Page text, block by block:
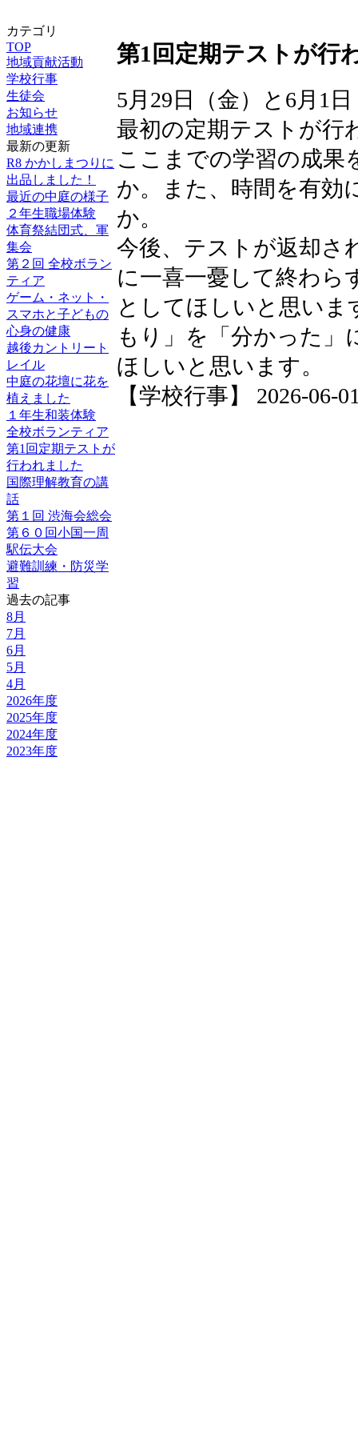
カテゴリ
TOP
地域貢献活動
学校行事
生徒会
お知らせ
地域連携
最新の更新
R8 かかしまつりに
出品しました！
最近の中庭の様子
２年生職場体験
体育祭結団式、軍
集会
第２回 全校ボラン
ティア
ゲーム・ネット・
スマホと子どもの
心身の健康
越後カントリート
レイル
中庭の花壇に花を
植えました
１年生和装体験
全校ボランティア
第1回定期テストが
行われました
国際理解教育の講
話
第１回 渋海会総会
第６０回小国一周
駅伝大会
避難訓練・防災学
習
過去の記事
8月
7月
6月
5月
4月
2026年度
2025年度
2024年度
2023年度
第1回定期テストが行
5月29日（金）と6月1
最初の定期テストが行
ここまでの学習の成果
か。また、時間を有効
か。
今後、テストが返却さ
に一喜一憂して終わら
としてほしいと思い
もり」を「分かった
ほしいと思います。
【学校行事】 2026-06-